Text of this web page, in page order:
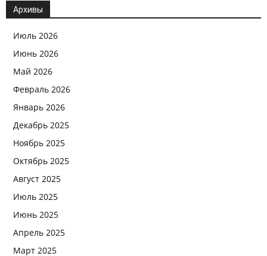
Архивы
Июль 2026
Июнь 2026
Май 2026
Февраль 2026
Январь 2026
Декабрь 2025
Ноябрь 2025
Октябрь 2025
Август 2025
Июль 2025
Июнь 2025
Апрель 2025
Март 2025